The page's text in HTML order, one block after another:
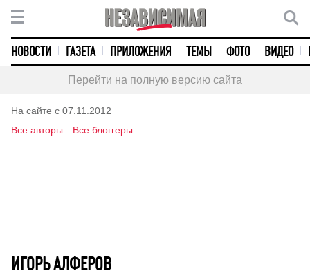
НОВОСТИ ГАЗЕТА ПРИЛОЖЕНИЯ ТЕМЫ ФОТО ВИДЕО
Перейти на полную версию сайта
На сайте с 07.11.2012
Все авторы
Все блоггеры
ИГОРЬ АЛФЕРОВ